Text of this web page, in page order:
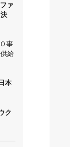
ァ
事
給
本
ク